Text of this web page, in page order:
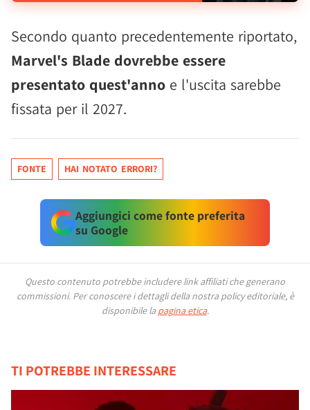
Secondo quanto precedentemente riportato,
Marvel's Blade dovrebbe essere
presentato quest'anno e l'uscita sarebbe
fissata per il 2027.
FONTE HAI NOTATO ERRORI?
Aggiungici come fonte preferita
su Google
Questo contenuto potrebbe includere link affiliati che generano
commissioni. Per conoscere i dettagli della nostra policy editoriale, è
disponibile la pagina etica.
TI POTREBBE INTERESSARE